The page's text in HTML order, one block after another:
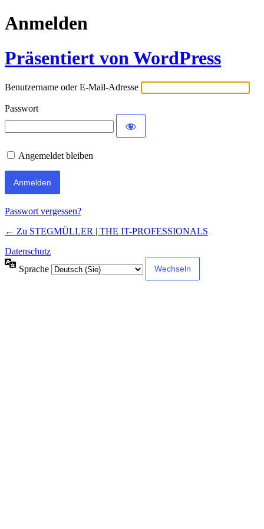
Anmelden
Präsentiert von WordPress
Benutzername oder E-Mail-Adresse
Passwort
Angemeldet bleiben
Passwort vergessen?
← Zu STEGMÜLLER | THE IT-PROFESSIONALS
Datenschutz
Sprache